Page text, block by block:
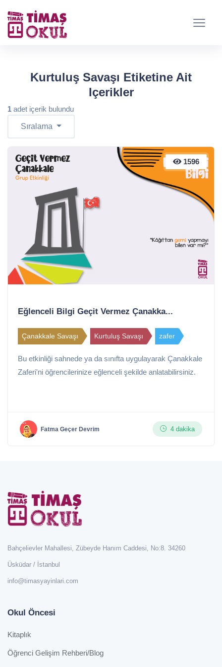
Kurtuluş Savaşı Etiketine Ait
Içerikler
1 adet içerik bulundu
Sıralama
1596
Eğlenceli Bilgi Geçit Vermez Çanakka...
Çanakkale Savaşı Kurtuluş Savaşı zafer
Bu etkinliği sahnede ya da sınıfta uygulayarak Çanakkale
Zaferi'ni öğrencilerinize eğlenceli şekilde anlatabilirsiniz.
Fatma Geçer Devrim 4 dakika
Bahçelievler Mahallesi, Zübeyde Hanım Caddesi, No:8. 34260
Üsküdar / İstanbul
info@timasyayinlari.com
Okul Öncesi
Kitaplık
Öğrenci Gelişim Rehberi/Blog